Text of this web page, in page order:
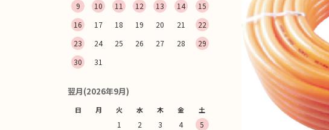
9
10 11 12 13 14
15
16
17 18 19 20 21
22
23
24 25 26 27 28
29
30
31
翌月(2026年9月)
日 月 火 水 木 金 土
1 2 3 4
5